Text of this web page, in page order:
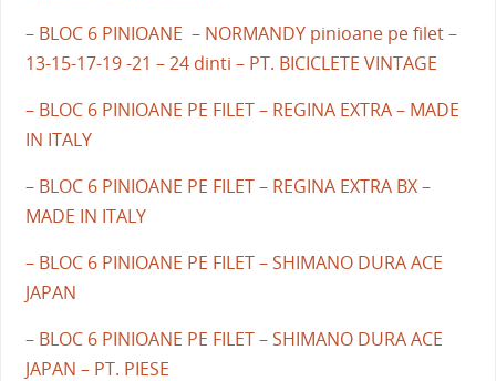
– BLOC 6 PINIOANE – NORMANDY pinioane pe filet –
13-15-17-19 -21 – 24 dinti – PT. BICICLETE VINTAGE
– BLOC 6 PINIOANE PE FILET – REGINA EXTRA – MADE
IN ITALY
– BLOC 6 PINIOANE PE FILET – REGINA EXTRA BX –
MADE IN ITALY
– BLOC 6 PINIOANE PE FILET – SHIMANO DURA ACE
JAPAN
– BLOC 6 PINIOANE PE FILET – SHIMANO DURA ACE
JAPAN – PT. PIESE